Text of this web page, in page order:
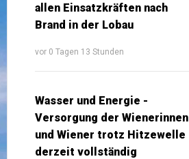
allen Einsatzkräften nach
Brand in der Lobau
vor 0 Tagen 13 Stunden
Wasser und Energie -
Versorgung der Wienerinnen
und Wiener trotz Hitzewelle
derzeit vollständig